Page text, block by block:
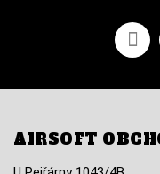
AIRSOFT